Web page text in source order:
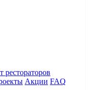
рестораторов
Акции FAQ